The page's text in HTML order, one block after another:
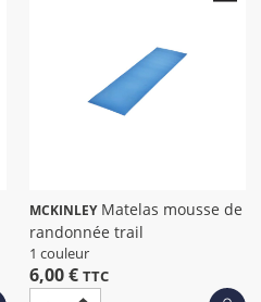
MCKINLEYMatelas mousse de
randonnée trail
1 couleur
6,00 € TTC